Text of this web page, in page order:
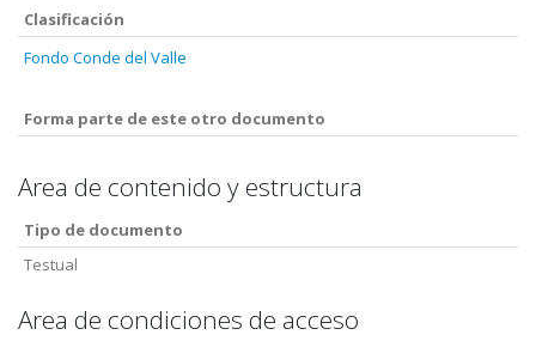
Clasificación
Fondo Conde del Valle
Forma parte de este otro documento
Area de contenido y estructura
Tipo de documento
Testual
Area de condiciones de acceso